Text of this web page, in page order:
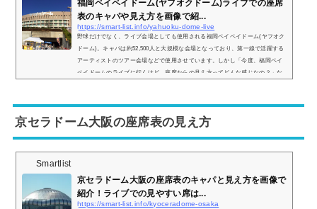
福岡ペイペイドーム(ヤフオクドーム)ライブでの座席
表のキャパや見え方を画像で紹...
https://smart-list.info/yahuoku-dome-live
野球だけでなく、ライブ会場としても使用される福岡ペイペイドーム(ヤフオク
ドーム)。キャパは約52,500人と大規模な会場となっており、第一線で活躍する
アーティストのツアー会場などで使用させています。しかし「今度、福岡ペイ
ペイドームのライブに行くけど、座席からの見え方ってどんな感じなの？」な
てもまとめてみました。福岡ペイペイドームのライブでの座席表とキャパは？
福岡...
京セラドーム大阪の座席表の見え方
Smartlist
京セラドーム大阪の座席表のキャパと見え方を画像で
紹介！ライブでの見やすい席は...
https://smart-list.info/kyoceradome-osaka